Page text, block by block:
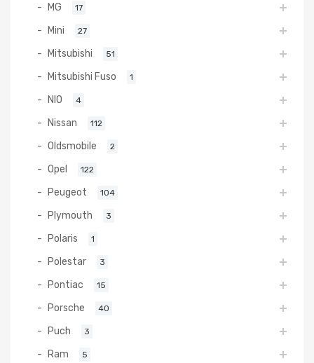
MG 17
Mini 27
Mitsubishi 51
Mitsubishi Fuso 1
NIO 4
Nissan 112
Oldsmobile 2
Opel 122
Peugeot 104
Plymouth 3
Polaris 1
Polestar 3
Pontiac 15
Porsche 40
Puch 3
Ram 5